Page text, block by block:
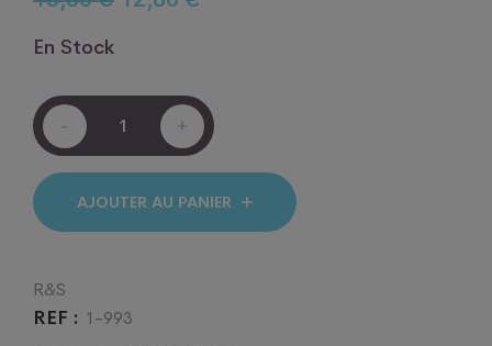
était :
18,80 €.12,80 €.
En Stock
TURBOPRINT
ORTHO
SPEED
SACHET
(500G)
quantité
- +
AJOUTER AU PANIER
R&S
REF : 1-993